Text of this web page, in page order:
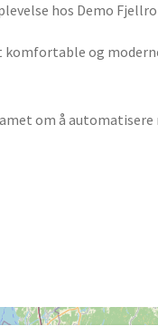
hos Demo
komfortable og
om å